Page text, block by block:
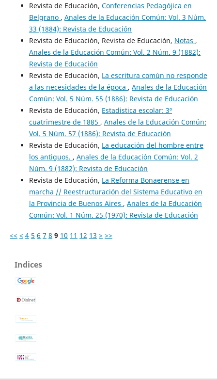
Revista de Educación, Conferencias Pedagójica en
Belgrano , Anales de la Educación Común: Vol. 3 Núm.
33 (1884): Revista de Educación
Revista de Educación, Revista de Educación, Notas ,
Anales de la Educación Común: Vol. 2 Núm. 9 (1882):
Revista de Educación
Revista de Educación, La escritura común no responde
a las necesidades de la época , Anales de la Educación
Común: Vol. 5 Núm. 55 (1886): Revista de Educación
Revista de Educación, Estadistica escolar: 3º
cuatrimestre de 1885 , Anales de la Educación Común:
Vol. 5 Núm. 57 (1886): Revista de Educación
Revista de Educación, La educación del hombre entre
los antiguos. , Anales de la Educación Común: Vol. 2
Núm. 9 (1882): Revista de Educación
Revista de Educación, La Reforma Bonaerense en
marcha // Reestructuración del Sistema Educativo en
la Provincia de Buenos Aires , Anales de la Educación
Común: Vol. 1 Núm. 25 (1970): Revista de Educación
<< < 4 5 6 7 8 9 10 11 12 13 > >>
Indices